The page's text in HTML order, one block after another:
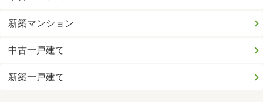
新築マンション
中古一戸建て
新築一戸建て